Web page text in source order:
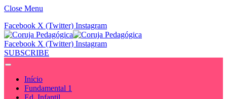
Close Menu
Facebook X (Twitter) Instagram
Facebook X (Twitter) Instagram
SUBSCRIBE
Início
Fundamental 1
Ed. Infantil